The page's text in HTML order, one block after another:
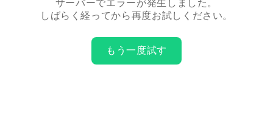
サーバーでエラーが発生しました。
しばらく経ってから再度お試しください。
もう一度試す